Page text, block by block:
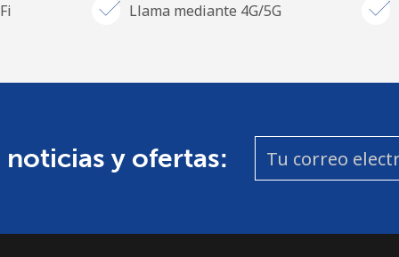
Llama mediante 4G/5G
y ofertas: